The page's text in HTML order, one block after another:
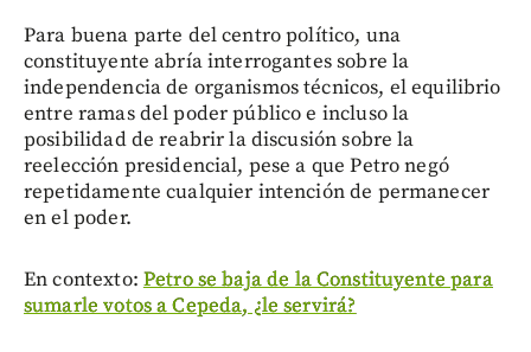
Para buena parte del centro político, una
constituyente abría interrogantes sobre la
independencia de organismos técnicos, el equilibrio
entre ramas del poder público e incluso la
posibilidad de reabrir la discusión sobre la
reelección presidencial, pese a que Petro negó
repetidamente cualquier intención de permanecer
en el poder.
En contexto: Petro se baja de la Constituyente para
sumarle votos a Cepeda, ¿le servirá?